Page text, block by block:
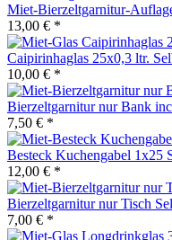
Miet-Bierzeltgarnitur-
13,00 € *
Caipirinhaglas 25x0,3 ltr.
10,00 € *
Bierzeltgarnitur nur Bank
7,50 € *
Besteck Kuchengabel 1x25
12,00 € *
Bierzeltgarnitur nur Tisch
7,00 € *